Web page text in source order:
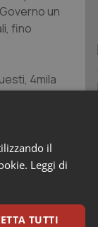
un
fino
4mila
e
tra i due
il
Leggi di
TUTTI